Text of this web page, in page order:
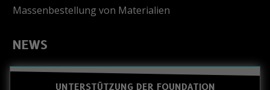
Massenbestellung von Materialien
NEWS
UNTERSTÜTZUNG DER FOUNDATION